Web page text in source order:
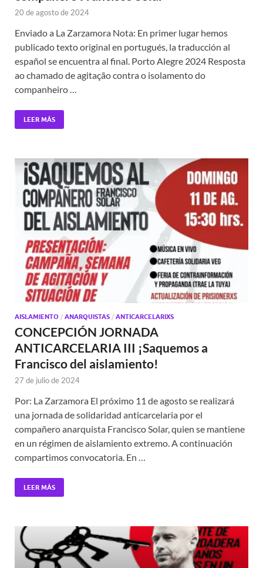
20 de agosto de 2024
Enviado a La Zarzamora Nota: En primer lugar hemos
publicado texto original en portugués, la traducción al
español se encuentra al final. Porto Alegre 2024 Resposta
ao chamado de agitação contra o isolamento do
companheiro …
LEER MÁS
AISLAMIENTO / ANARQUISTAS / ANTICARCELARIXS
CONCEPCIÓN JORNADA
ANTICARCELARIA III ¡Saquemos a
Francisco del aislamiento!
27 de julio de 2024
Por: La Zarzamora El próximo 11 de agosto se realizará
una jornada de solidaridad anticarcelaria por el
compañero anarquista Francisco Solar, quien se mantiene
en un régimen de aislamiento extremo. A continuación
compartimos convocatoria. En …
LEER MÁS